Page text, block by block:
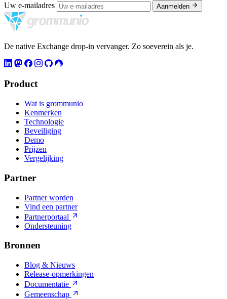
Uw e-mailadres Aanmelden
De native Exchange drop-in vervanger. Zo soeverein als je.
Product
Wat is grommunio
Kenmerken
Technologie
Beveiliging
Demo
Prijzen
Vergelijking
Partner
Partner worden
Vind een partner
Partnerportaal
Ondersteuning
Bronnen
Blog & Nieuws
Release-opmerkingen
Documentatie
Gemeenschap